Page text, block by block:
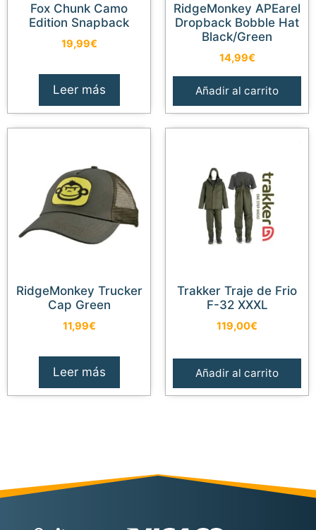
Fox Chunk Camo
Edition Snapback
19,99€
Leer más
RidgeMonkey APEarel
Dropback Bobble Hat
Black/Green
14,99€
Añadir al carrito
RidgeMonkey Trucker
Cap Green
11,99€
Leer más
Trakker Traje de Frio
F-32 XXXL
119,00€
Añadir al carrito